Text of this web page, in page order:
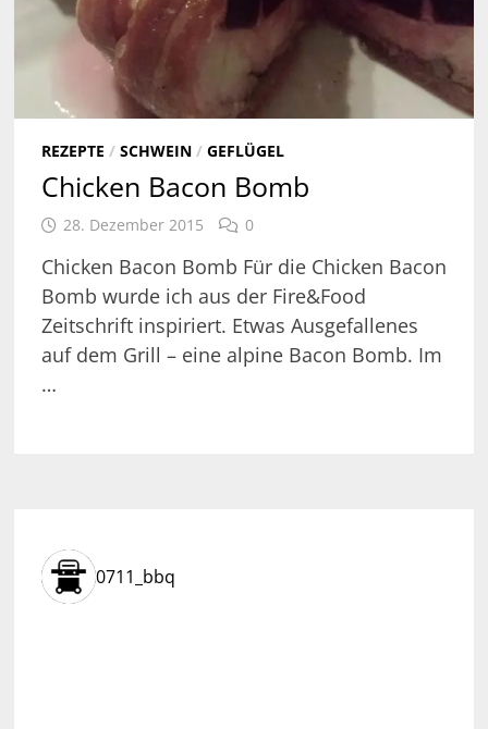
REZEPTE / SCHWEIN/ GEFLÜGEL
Chicken Bacon Bomb
28. Dezember 2015 0
Chicken Bacon Bomb Für die Chicken Bacon
Bomb wurde ich aus der Fire&Food
Zeitschrift inspiriert. Etwas Ausgefallenes
auf dem Grill – eine alpine Bacon Bomb. Im
…
0711_bbq